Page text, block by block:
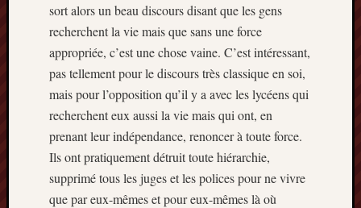
sort alors un beau discours disant que les gens
recherchent la vie mais que sans une force
appropriée, c’est une chose vaine. C’est intéressant,
pas tellement pour le discours très classique en soi,
mais pour l’opposition qu’il y a avec les lycéens qui
recherchent eux aussi la vie mais qui ont, en
prenant leur indépendance, renoncer à toute force.
Ils ont pratiquement détruit toute hiérarchie,
supprimé tous les juges et les polices pour ne vivre
que par eux-mêmes et pour eux-mêmes là où